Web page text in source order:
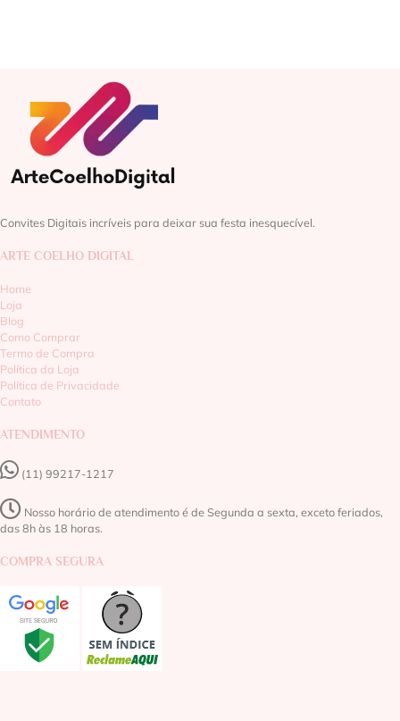
Convites Digitais incríveis para deixar sua festa inesquecível.
ARTE COELHO DIGITAL
Home
Loja
Blog
Como Comprar
Termo de Compra
Política da Loja
Política de Privacidade
Contato
ATENDIMENTO
(11) 99217-1217‬
Nosso horário de atendimento é de Segunda a sexta, exceto feriados,
das 8h às 18 horas.
COMPRA SEGURA